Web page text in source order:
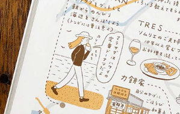
『オズマガジン』世界遺産特集  扉 &